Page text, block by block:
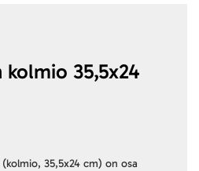
kolmio 35,5x24
35,5x24 cm) on osa